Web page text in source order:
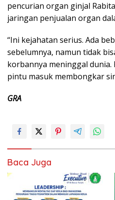
pencurian organ ginjal
jaringan penjualan organ
“Ini kejahatan serius. Ada
sebelumnya, namun tidak
korbannya meninggal dunia.
pintu masuk membongkar
GRA
Baca Juga